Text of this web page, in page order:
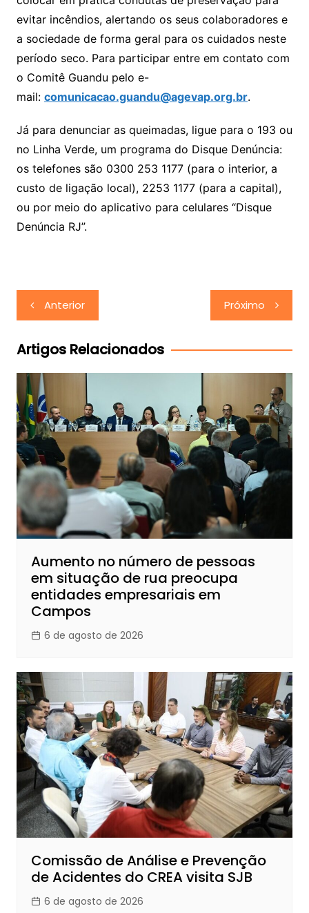
evitar incêndios, alertando os seus colaboradores e
a sociedade de forma geral para os cuidados neste
período seco. Para participar entre em contato com
o Comitê Guandu pelo e-
mail: comunicacao.guandu@agevap.org.br.
Já para denunciar as queimadas, ligue para o 193 ou
no Linha Verde, um programa do Disque Denúncia:
os telefones são 0300 253 1177 (para o interior, a
custo de ligação local), 2253 1177 (para a capital),
ou por meio do aplicativo para celulares “Disque
Denúncia RJ”.
Navegação
de
Post
Anterior Próximo
Artigos Relacionados
Aumento no número de pessoas
em situação de rua preocupa
entidades empresariais em
Campos
6 de agosto de 2026
Comissão de Análise e Prevenção
de Acidentes do CREA visita SJB
6 de agosto de 2026